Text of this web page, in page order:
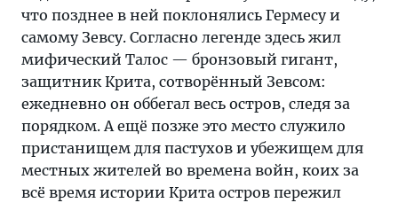
что позднее в ней поклонялись Гермесу и
самому Зевсу. Согласно легенде здесь жил
мифический Талос — бронзовый гигант,
защитник Крита, сотворённый Зевсом:
ежедневно он оббегал весь остров, следя за
порядком. А ещё позже это место служило
пристанищем для пастухов и убежищем для
местных жителей во времена войн, коих за
всё время истории Крита остров пережил